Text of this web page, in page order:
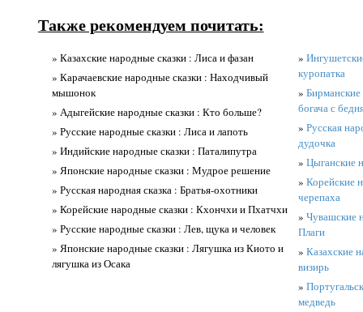
Также рекомендуем почитать:
» Казахские народные сказки : Лиса и фазан
» Карачаевские народные сказки : Находчивый
мышонок
» Адыгейские народные сказки : Кто больше?
» Русские народные сказки : Лиса и лапоть
» Индийские народные сказки : Паталипутра
» Японские народные сказки : Мудрое решение
» Русская народная сказка : Братья-охотники
» Корейские народные сказки : Кхончхи и Пхатчхи
» Русские народные сказки : Лев, щука и человек
» Японские народные сказки : Лягушка из Киото и
лягушка из Осака
»
куропатка
»
богача с
» Русская
дудочка
» Цыганские
» Корейские
черепаха
» Чувашские
Плаги
» Казахские
визирь
»
медведь